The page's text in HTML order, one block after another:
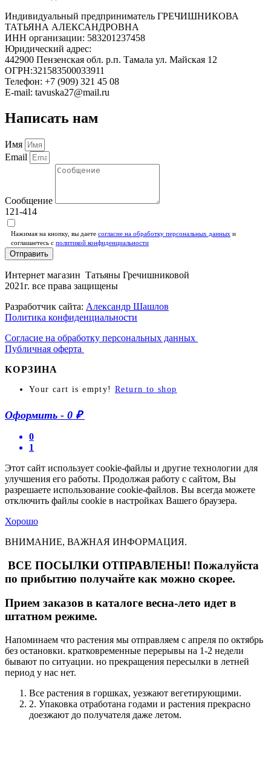
Индивидуальный предприниматель ГРЕЧИШНИКОВА
ТАТЬЯНА АЛЕКСАНДРОВНА
ИНН организации: 583201237458
Юридический адрес:
442900 Пензенская обл. р.п. Тамала ул. Майская 12
ОГРН:321583500033911
Телефон: +7 (909) 321 45 08
E-mail: tavuska27@mail.ru
Написать нам
Имя
Email
Сообщение
121-414
Нажимая на кнопку, вы даете согласие на обработку персональных данных и
соглашаетесь c политикой конфиденциальности
Отправить
Интернет магазин Татьяны Гречишниковой
2021г. все права защищены
Разработчик сайта: Александр Шашлов
Политика конфиденциальности
Согласие на обработку персональных данных
Публичная оферта
КОРЗИНА
Your cart is empty! Return to shop
Оформить - 0 ₽
0
1
Этот сайт использует cookie-файлы и другие технологии для
улучшения его работы. Продолжая работу с сайтом, Вы
разрешаете использование cookie-файлов. Вы всегда можете
отключить файлы cookie в настройках Вашего браузера.
Хорошо
ВНИМАНИЕ, ВАЖНАЯ ИНФОРМАЦИЯ.
ВСЕ ПОСЫЛКИ ОТПРАВЛЕНЫ! Пожалуйста
по прибытию получайте как можно скорее.
Прием заказов в каталоге весна-лето идет в
штатном режиме.
Напоминаем что растения мы отправляем с апреля по октябрь
без остановки. кратковременные перерывы на 1-2 недели
бывают по ситуации. но прекращения пересылки в летней
период у нас нет.
Все растения в горшках, уезжают вегетирующими.
2. Упаковка отработана годами и растения прекрасно
доезжают до получателя даже летом.